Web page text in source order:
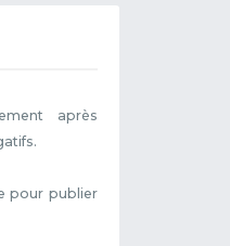
après
pour publier